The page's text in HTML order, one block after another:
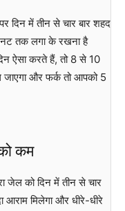
दिन में तीन से चार बार शहद
तक लगा के रखना है
ऐसा करते हैं, तो 8 से 10
जाएगा और फर्क तो आपको 5
कम
जेल को दिन में तीन से चार
आराम मिलेगा और धीरे-धीरे